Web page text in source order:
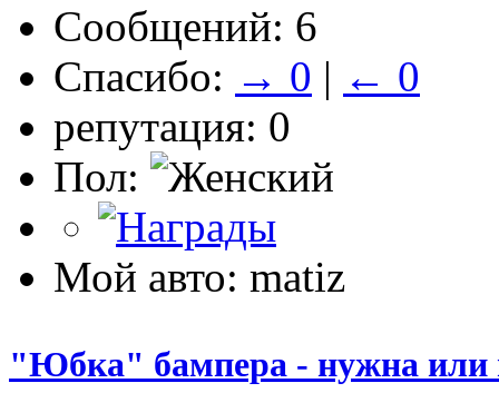
Сообщений: 6
Спасибо: → 0 | ← 0
репутация: 0
Пол:
Мой авто: matiz
"Юбка" бампера - нужна или